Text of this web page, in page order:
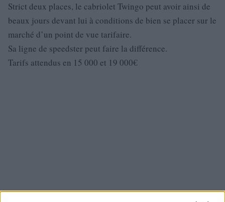
Strict deux places, le cabriolet Twingo peut avoir ainsi de
beaux jours devant lui à conditions de bien se placer sur le
marché d’un point de vue tarifaire.
Sa ligne de speedster peut faire la différence.
Tarifs attendus en 15 000 et 19 000€